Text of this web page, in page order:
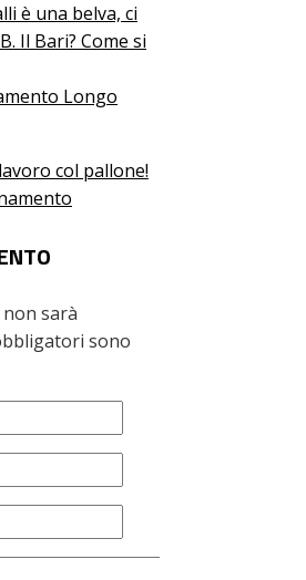
è una belva, ci
Il Bari? Come si
col pallone!
sarà
sono